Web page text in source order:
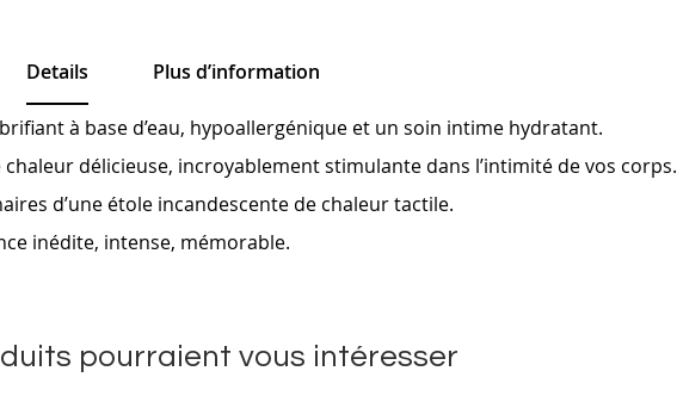
Details
à base d’eau, hypoallergénique et un soin intime hydratant.
délicieuse, incroyablement stimulante dans l’intimité de vos corps.
d’une étole incandescente de chaleur tactile.
inédite, intense, mémorable.
Plus d’information
pourraient vous intéresser